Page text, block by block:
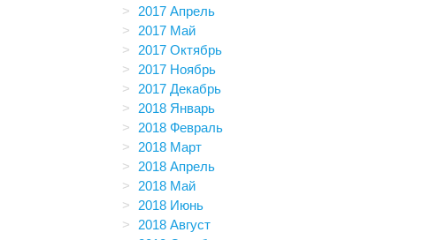
2017 Апрель
2017 Май
2017 Октябрь
2017 Ноябрь
2017 Декабрь
2018 Январь
2018 Февраль
2018 Март
2018 Апрель
2018 Май
2018 Июнь
2018 Август